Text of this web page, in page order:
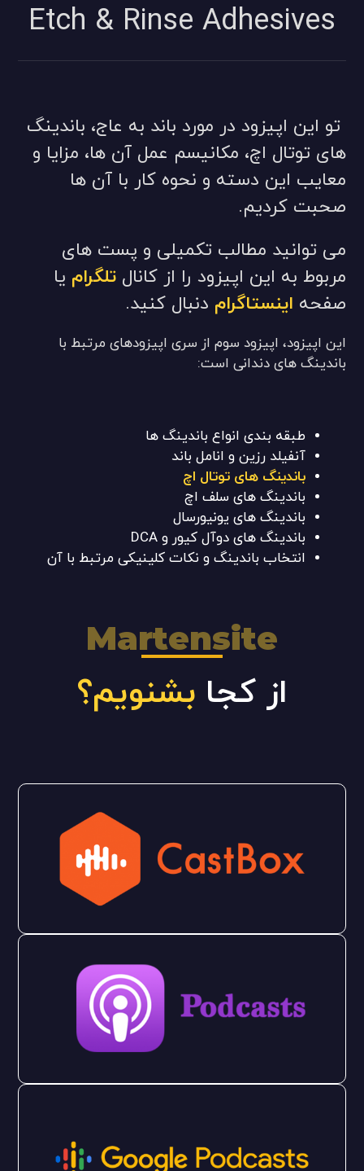
Etch & Rinse Adhesives
تو این اپیزود در مورد باند به عاج، باندینگ
های توتال اچ، مکانیسم عمل آن ها، مزایا و
معایب این دسته و نحوه کار با آن ها
صحبت کردیم.
می توانید مطالب تکمیلی و پست های
مربوط به این اپیزود را از کانالتلگرام یا
صفحه اینستاگرام دنبال کنید.
این اپیزود، اپیزود سوم از سری اپیزودهای مرتبط با
باندینگ های دندانی است:
طبقه بندی انواع باندینگ ها
آنفیلد رزین و انامل باند
باندینگ های توتال اچ
باندینگ های سلف اچ
باندینگ های یونیورسال
باندینگ های دوآل کیور و DCA
انتخاب باندینگ و نکات کلینیکی مرتبط با آن
Martensite
از کجابشنویم؟